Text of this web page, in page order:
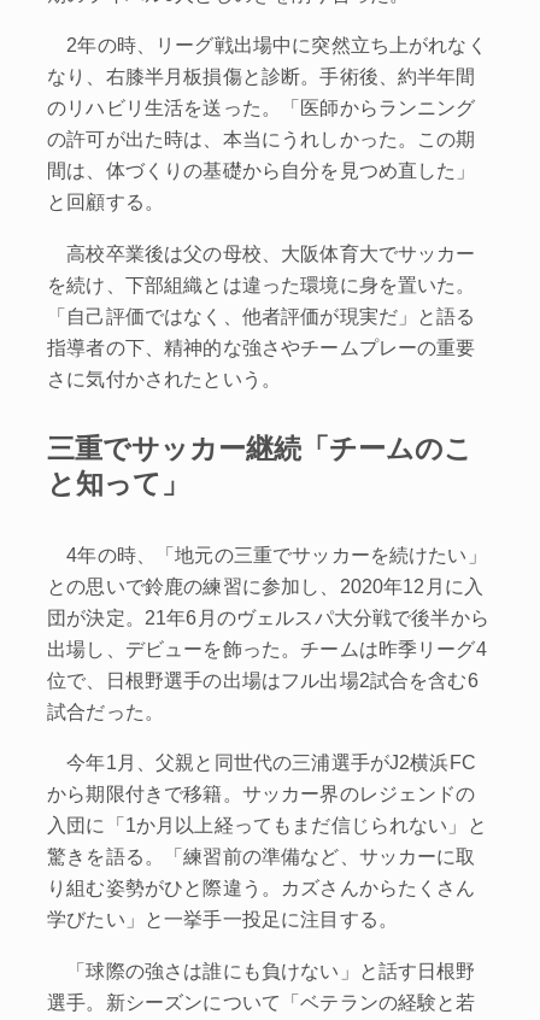
2年の時、リーグ戦出場中に突然立ち上がれなく
なり、右膝半月板損傷と診断。手術後、約半年間
のリハビリ生活を送った。「医師からランニング
の許可が出た時は、本当にうれしかった。この期
間は、体づくりの基礎から自分を見つめ直した」
と回顧する。
高校卒業後は父の母校、大阪体育大でサッカー
を続け、下部組織とは違った環境に身を置いた。
「自己評価ではなく、他者評価が現実だ」と語る
指導者の下、精神的な強さやチームプレーの重要
さに気付かされたという。
三重でサッカー継続「チームのこ
と知って」
4年の時、「地元の三重でサッカーを続けたい」
との思いで鈴鹿の練習に参加し、2020年12月に入
団が決定。21年6月のヴェルスパ大分戦で後半から
出場し、デビューを飾った。チームは昨季リーグ4
位で、日根野選手の出場はフル出場2試合を含む6
試合だった。
今年1月、父親と同世代の三浦選手がJ2横浜FC
から期限付きで移籍。サッカー界のレジェンドの
入団に「1か月以上経ってもまだ信じられない」と
驚きを語る。「練習前の準備など、サッカーに取
り組む姿勢がひと際違う。カズさんからたくさん
学びたい」と一挙手一投足に注目する。
「球際の強さは誰にも負けない」と話す日根野
選手。新シーズンについて「ベテランの経験と若